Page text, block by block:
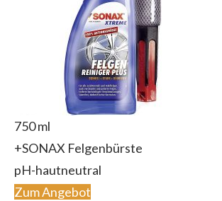
750 ml
+SONAX Felgenbürste
pH-hautneutral
Zum Angebot